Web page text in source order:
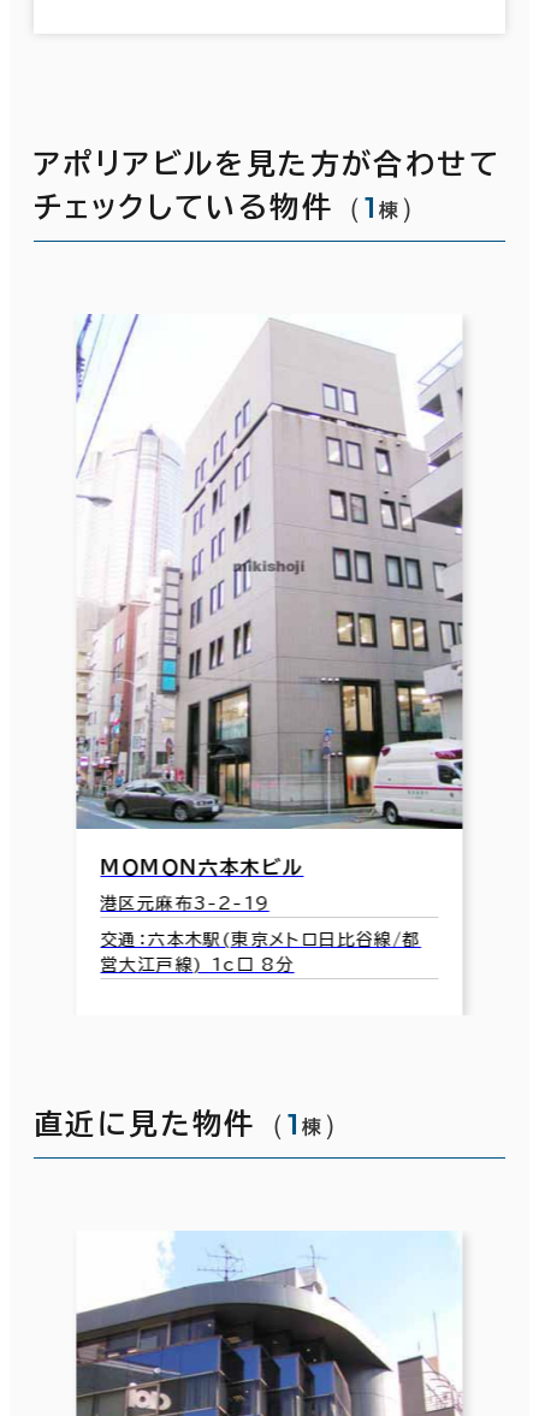
アポリアビルを見た方が合わせて
チェックしている物件
（1 棟 ）
ＭＯＭＯＮ六本木ビル
港区元麻布3-2-19
交通：六本木駅(東京メトロ日比谷線/都
営大江戸線) 1c口 8分
直近に見た物件 （1 棟 ）